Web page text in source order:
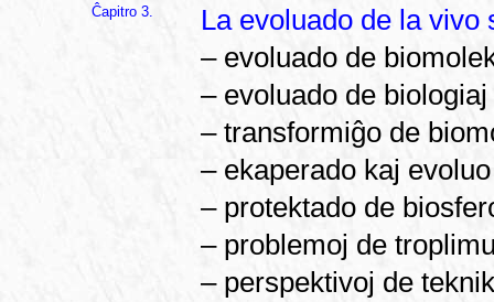
Ĉapitro 3.
La evoluado de la vivo
– evoluado de
– evoluado de
– transformiĝo de
– ekaperado kaj
– protektado de
– problemoj de
– perspektivoj de